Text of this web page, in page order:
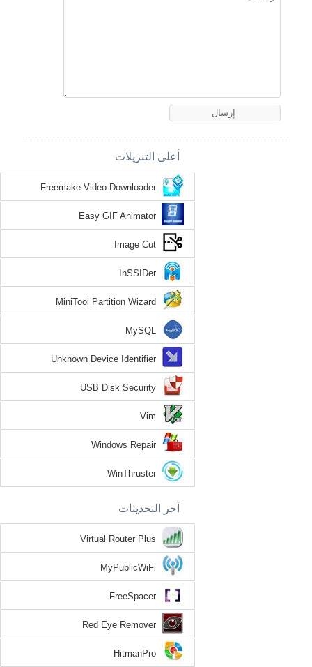
أعلى التنزيلات
Freemake Video Downloader
Easy GIF Animator
Image Cut
InSSIDer
MiniTool Partition Wizard
MySQL
Unknown Device Identifier
USB Disk Security
Vim
Windows Repair
WinThruster
آخر التحديثات
Virtual Router Plus
MyPublicWiFi
FreeSpacer
Red Eye Remover
HitmanPro